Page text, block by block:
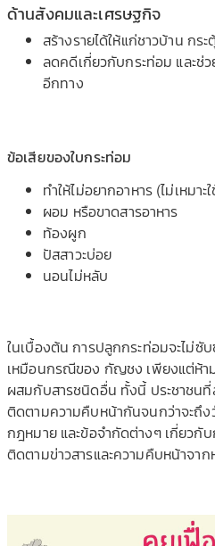
ด้านสังคมและเศรษฐกิจ
สร้างรายได้ให้แก่ชาวบ้าน กร
ลดคดีเกี่ยวกับกระท่อม และช่
อีกทาง
ข้อเสียของใบกระท่อม
ทำให้ไม่อยากอาหาร (ไม่เหมา
ผอม หรือขาดสารอาหาร
ท้องผูก
ปัสสาวะบ่อย
นอนไม่หลับ
ในเบื้องต้น การปลูกกระท่อมจะไม่
เหมือนกรณีของ กัญชง เพียงแต่ห้าม
ผสมกับสารชนิดอื่น ทั้งนี้ ประชาชนที่
ติดตามความคืบหน้ากันจนกว่าจะถึ
กฎหมาย และข้อจำกัดต่างๆ เกี่ยวกั
ติดตามข่าวสารและความคืบหน้าจา